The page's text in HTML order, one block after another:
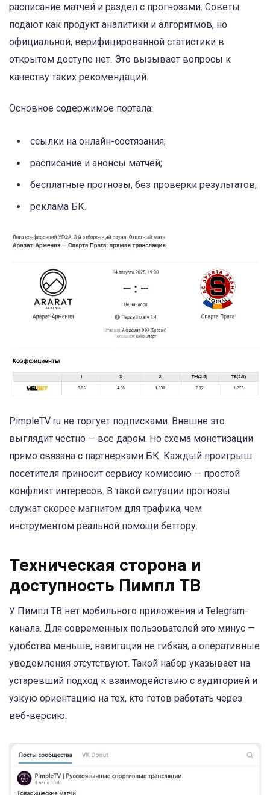
расписание матчей и раздел с прогнозами. Советы
подают как продукт аналитики и алгоритмов, но
официальной, верифицированной статистики в
открытом доступе нет. Это вызывает вопросы к
качеству таких рекомендаций.
Основное содержимое портала:
ссылки на онлайн-состязания;
расписание и анонсы матчей;
бесплатные прогнозы, без проверки результатов;
реклама БК.
PimpleTV ru не торгует подписками. Внешне это
выглядит честно — все даром. Но схема монетизации
прямо связана с партнерками БК. Каждый проигрыш
посетителя приносит сервису комиссию — простой
конфликт интересов. В такой ситуации прогнозы
служат скорее магнитом для трафика, чем
инструментом реальной помощи беттору.
Техническая сторона и
доступность Пимпл ТВ
У Пимпл ТВ нет мобильного приложения и Telegram-
канала. Для современных пользователей это минус —
удобства меньше, навигация не гибкая, а оперативные
уведомления отсутствуют. Такой набор указывает на
устаревший подход к взаимодействию с аудиторией и
узкую ориентацию на тех, кто готов работать через
веб-версию.